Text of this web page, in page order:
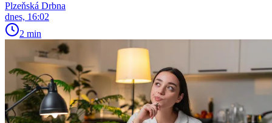
Plzeňská Drbna
dnes, 16:02
2 min